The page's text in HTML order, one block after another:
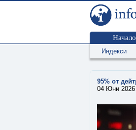
Начало
Индекси
95% от
04 Юни 2026